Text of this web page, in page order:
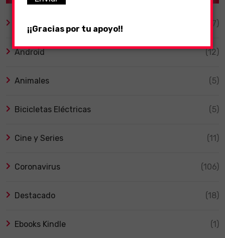
Altavoces Inteligentes (17)
Android (12)
Animales (5)
Bicicletas Eléctricas (5)
Cine y Series (11)
Coronavirus (106)
Destacado (18)
Ebooks Kindle (1)
¡¡Gracias por tu apoyo!!